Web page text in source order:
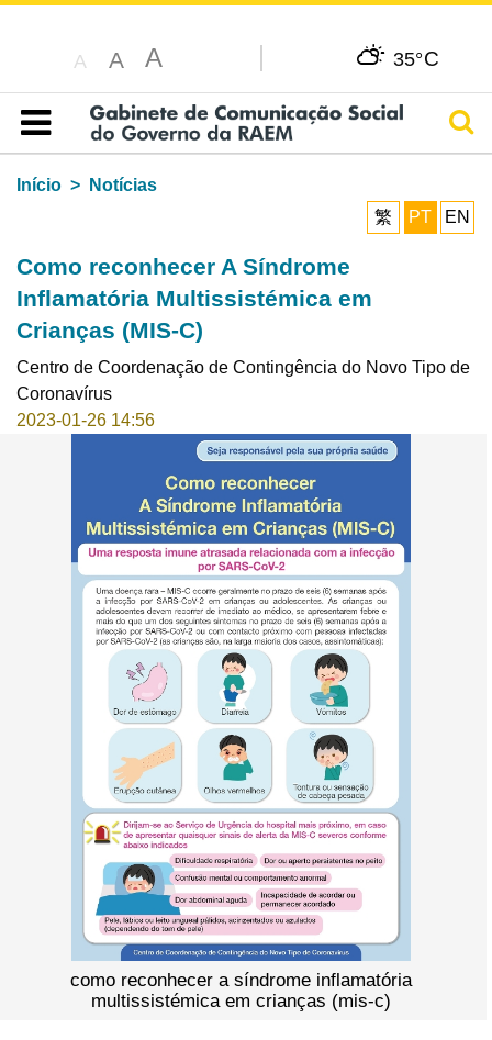
A A A 35°C
Índice
Início
Notícias
繁
PT EN
Como reconhecer A Síndrome
Inflamatória Multissistémica em
Crianças (MIS-C)
Centro de Coordenação de Contingência do Novo Tipo de
Coronavírus
2023-01-26 14:56
como reconhecer a síndrome inflamatória
multissistémica em crianças (mis-c)